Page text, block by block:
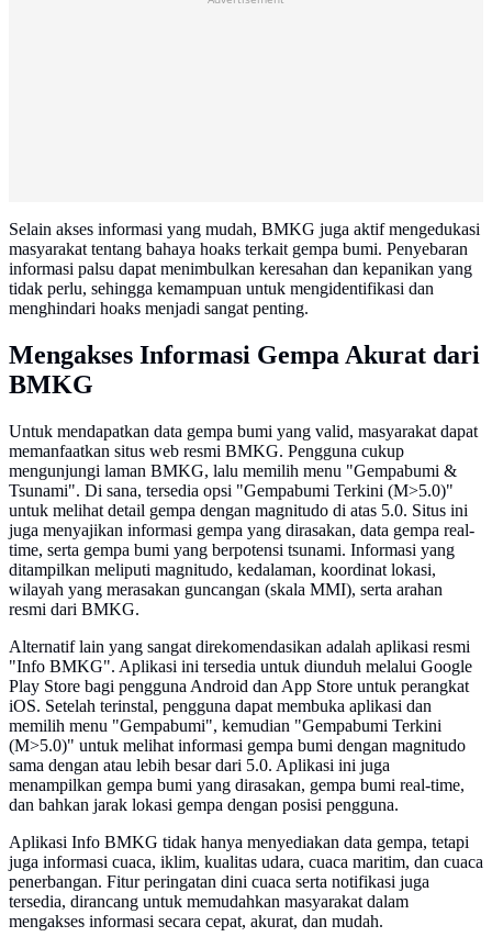
Selain akses informasi yang mudah, BMKG juga aktif mengedukasi
masyarakat tentang bahaya hoaks terkait gempa bumi. Penyebaran
informasi palsu dapat menimbulkan keresahan dan kepanikan yang
tidak perlu, sehingga kemampuan untuk mengidentifikasi dan
menghindari hoaks menjadi sangat penting.
Mengakses Informasi Gempa Akurat dari
BMKG
Untuk mendapatkan data gempa bumi yang valid, masyarakat dapat
memanfaatkan situs web resmi BMKG. Pengguna cukup
mengunjungi laman BMKG, lalu memilih menu "Gempabumi &
Tsunami". Di sana, tersedia opsi "Gempabumi Terkini (M>5.0)"
untuk melihat detail gempa dengan magnitudo di atas 5.0. Situs ini
juga menyajikan informasi gempa yang dirasakan, data gempa real-
time, serta gempa bumi yang berpotensi tsunami. Informasi yang
ditampilkan meliputi magnitudo, kedalaman, koordinat lokasi,
wilayah yang merasakan guncangan (skala MMI), serta arahan
resmi dari BMKG.
Alternatif lain yang sangat direkomendasikan adalah aplikasi resmi
"Info BMKG". Aplikasi ini tersedia untuk diunduh melalui Google
Play Store bagi pengguna Android dan App Store untuk perangkat
iOS. Setelah terinstal, pengguna dapat membuka aplikasi dan
memilih menu "Gempabumi", kemudian "Gempabumi Terkini
(M>5.0)" untuk melihat informasi gempa bumi dengan magnitudo
sama dengan atau lebih besar dari 5.0. Aplikasi ini juga
menampilkan gempa bumi yang dirasakan, gempa bumi real-time,
dan bahkan jarak lokasi gempa dengan posisi pengguna.
Aplikasi Info BMKG tidak hanya menyediakan data gempa, tetapi
juga informasi cuaca, iklim, kualitas udara, cuaca maritim, dan cuaca
penerbangan. Fitur peringatan dini cuaca serta notifikasi juga
tersedia, dirancang untuk memudahkan masyarakat dalam
mengakses informasi secara cepat, akurat, dan mudah.